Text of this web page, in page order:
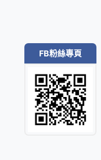
FB粉絲專頁